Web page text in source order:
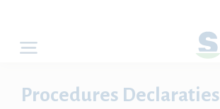
Procedures Declaraties